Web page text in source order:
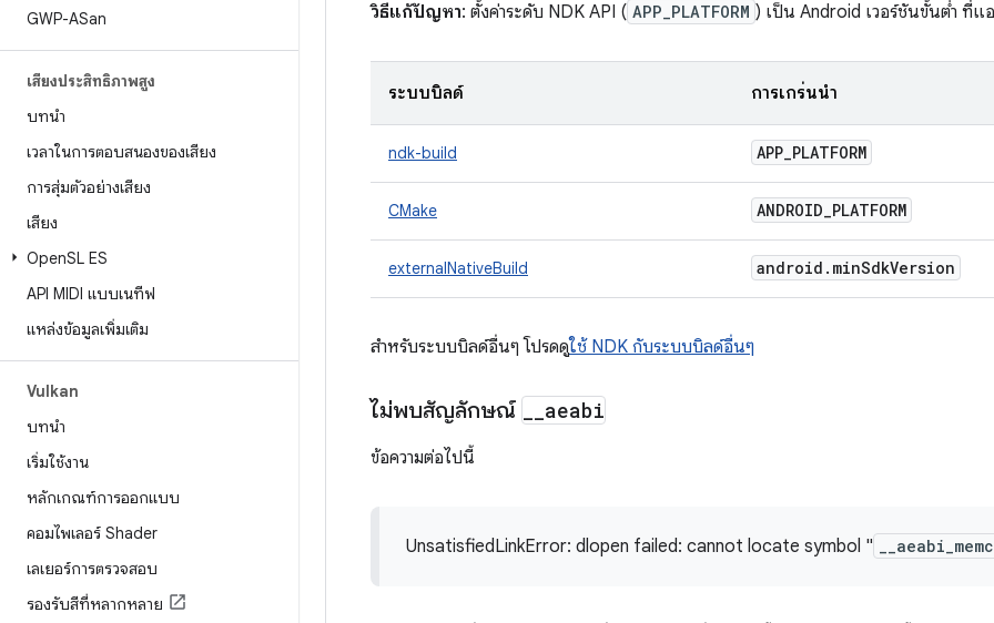
GWP-ASan
เสียงประสิทธิภาพสูง
บทนำ
เวลาในการตอบสนองของเสียง
การสุ่มตัวอย่างเสียง
เสียง
OpenSL ES
API MIDI แบบเนทีฟ
แหล่งข้อมูลเพิ่มเติม
Vulkan
บทนำ
เริ่มใช้งาน
หลักเกณฑ์การออกแบบ
คอมไพเลอร์ Shader
เลเยอร์การตรวจสอบ
รองรับสีที่หลากหลาย
วิธีแก้ปัญหา: ตั้งค่าระดับ NDK API ( APP_PLATFORM ) เป็น Android เวอร์ชันขั้นต่ำ ที่
ระบบบิลด์ การเกริ่นนำ
ndk-build APP_PLATFORM
CMake ANDROID_PLATFORM
externalNativeBuild android . minSdkVersion
สำหรับระบบบิลด์อื่นๆ โปรดดูใช้ NDK กับระบบบิลด์อื่นๆ
ไม่พบสัญลักษณ์ aeabi
ข้อความต่อไปนี้
UnsatisfiedLinkError: dlopen failed: cannot locate symbol "